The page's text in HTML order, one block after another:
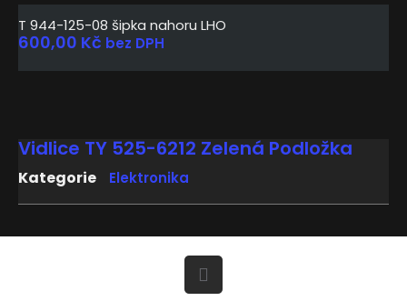
T 944-125-08 šipka nahoru LHO
600,00 Kč bez DPH
Vidlice TY 525-6212 Zelená Podložka
Kategorie Elektronika